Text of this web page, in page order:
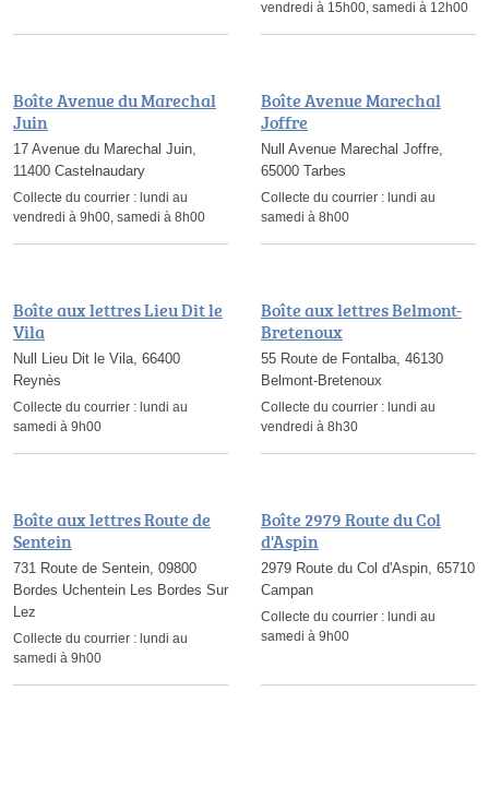
vendredi à 15h00, samedi à 12h00
Boîte Avenue du Marechal
Juin
17 Avenue du Marechal Juin,
11400 Castelnaudary
Collecte du courrier : lundi au
vendredi à 9h00, samedi à 8h00
Boîte Avenue Marechal
Joffre
Null Avenue Marechal Joffre,
65000 Tarbes
Collecte du courrier : lundi au
samedi à 8h00
Boîte aux lettres Lieu Dit le
Vila
Null Lieu Dit le Vila, 66400
Reynès
Collecte du courrier : lundi au
samedi à 9h00
Boîte aux lettres Belmont-
Bretenoux
55 Route de Fontalba, 46130
Belmont-Bretenoux
Collecte du courrier : lundi au
vendredi à 8h30
Boîte aux lettres Route de
Sentein
731 Route de Sentein, 09800
Bordes Uchentein Les Bordes Sur
Lez
Collecte du courrier : lundi au
samedi à 9h00
Boîte 2979 Route du Col
d'Aspin
2979 Route du Col d'Aspin, 65710
Campan
Collecte du courrier : lundi au
samedi à 9h00